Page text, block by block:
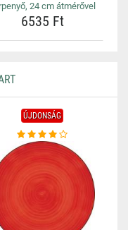
24 cm átmérővel
6535 Ft
ÚJDONSÁG